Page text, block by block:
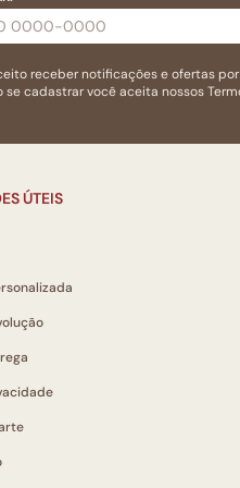
receber notificações e ofertas
se cadastrar você aceita nossos
ÚTEIS